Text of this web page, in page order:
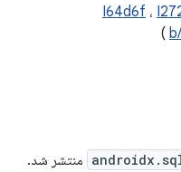
I64d6f ،
)
منتشر شد.